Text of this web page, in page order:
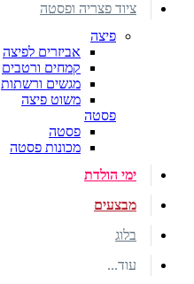
ציוד פצריה ופסטה
פיצה
אביזרים לפיצה
קמחים ורטבים
מגשים ורשתות
משוט פיצה
פסטה
פסטה
מכונות פסטה
ימי הולדת
מבצעים
בלוג
עוד...